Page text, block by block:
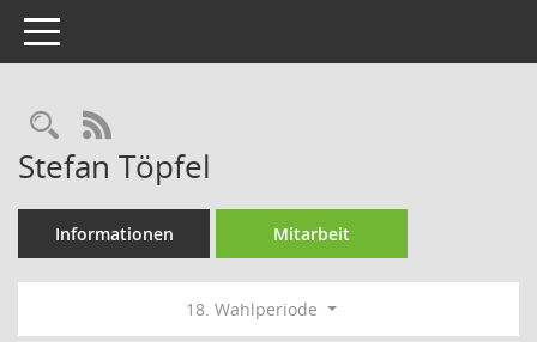
Toggle navigation
Rechercheauswahl
RSS-Feed
Stefan Töpfel
Informationen Mitarbeit
18. Wahlperiode